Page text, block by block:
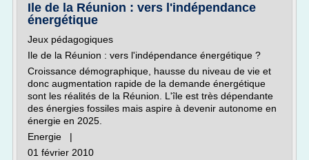
Ile de la Réunion : vers l'indépendance
énergétique
Jeux pédagogiques
Ile de la Réunion : vers l'indépendance énergétique ?
Croissance démographique, hausse du niveau de vie et
donc augmentation rapide de la demande énergétique
sont les réalités de la Réunion. L'île est très dépendante
des énergies fossiles mais aspire à devenir autonome en
énergie en 2025.
Energie |
01 février 2010